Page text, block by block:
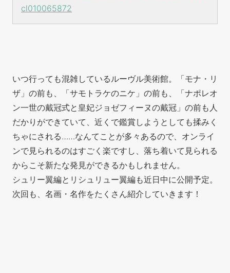
cl010065872
いつ行っても混雑しているルーヴル美術館。「モナ・リ
ザ」の前も、「サモトラケのニケ」の前も、「ナポレオ
ン一世の戴冠式と皇妃ジョゼフィーヌの戴冠」の前も人
だかりができていて、近くで鑑賞しようとしても揉みく
ちゃにされる……なんてことが多々あるので、オンライ
ンで見られるのはすごく楽ですし、落ち着いて見られる
からこそ新たな発見ができるかもしれません。
シュリー翼編とリシュリュー翼編も近日中に公開予定。
次回も、名画・名作をたくさん紹介していきます！